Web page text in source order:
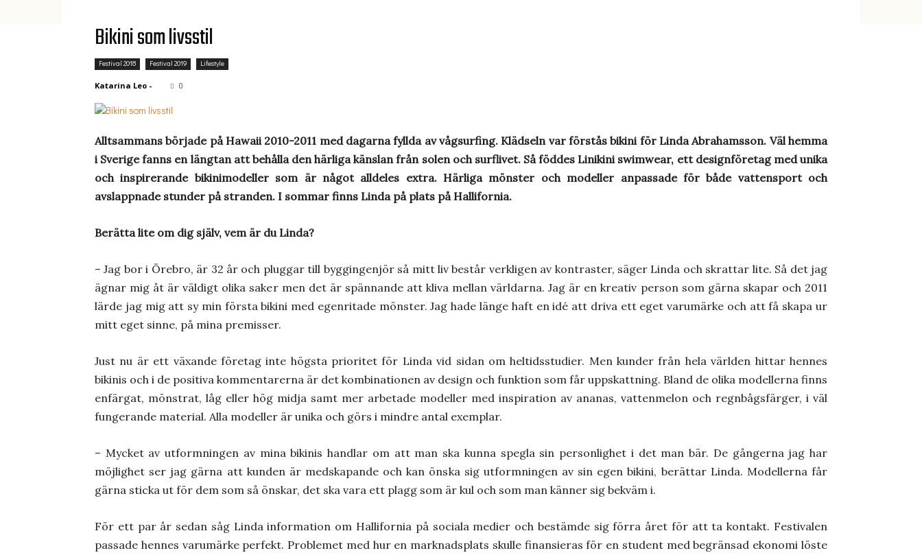
Bikini som livsstil
Festival 2018 Festival 2019 Lifestyle
Katarina Leo - 0
Alltsammans började på Hawaii 2010-2011 med dagarna fyllda av vågsurfing. Klädseln var förstås bikini för Linda Abrahamsson. Väl hemma
i Sverige fanns en längtan att behålla den härliga känslan från solen och surflivet. Så föddes Linikini swimwear, ett designföretag med unika
och inspirerande bikinimodeller som är något alldeles extra. Härliga mönster och modeller anpassade för både vattensport och
avslappnade stunder på stranden. I sommar finns Linda på plats på Hallifornia.
Berätta lite om dig själv, vem är du Linda?
– Jag bor i Örebro, är 32 år och pluggar till byggingenjör så mitt liv består verkligen av kontraster, säger Linda och skrattar lite. Så det jag
ägnar mig åt är väldigt olika saker men det är spännande att kliva mellan världarna. Jag är en kreativ person som gärna skapar och 2011
lärde jag mig att sy min första bikini med egenritade mönster. Jag hade länge haft en idé att driva ett eget varumärke och att få skapa ur
mitt eget sinne, på mina premisser.
Just nu är ett växande företag inte högsta prioritet för Linda vid sidan om heltidsstudier. Men kunder från hela världen hittar hennes
bikinis och i de positiva kommentarerna är det kombinationen av design och funktion som får uppskattning. Bland de olika modellerna finns
enfärgat, mönstrat, låg eller hög midja samt mer arbetade modeller med inspiration av ananas, vattenmelon och regnbågsfärger, i väl
fungerande material. Alla modeller är unika och görs i mindre antal exemplar.
– Mycket av utformningen av mina bikinis handlar om att man ska kunna spegla sin personlighet i det man bär. De gångerna jag har
möjlighet ser jag gärna att kunden är medskapande och kan önska sig utformningen av sin egen bikini, berättar Linda. Modellerna får
gärna sticka ut för dem som så önskar, det ska vara ett plagg som är kul och som man känner sig bekväm i.
För ett par år sedan såg Linda information om Hallifornia på sociala medier och bestämde sig förra året för att ta kontakt. Festivalen
passade hennes varumärke perfekt. Problemet med hur en marknadsplats skulle finansieras för en student med begränsad ekonomi löste